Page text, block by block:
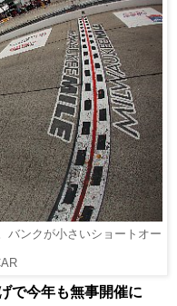
バンクが小さいショートオー
で今年も無事開催に